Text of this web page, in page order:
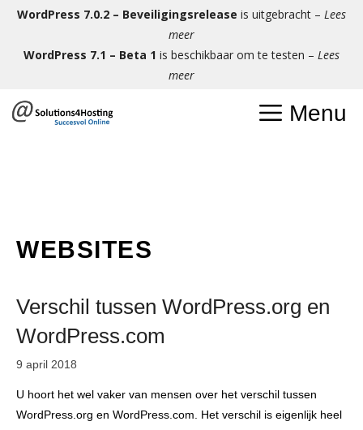
WordPress 7.0.2 – Beveiligingsrelease is uitgebracht – Lees
meer
WordPress 7.1 – Beta 1 is beschikbaar om te testen – Lees
meer
Menu
WEBSITES
Verschil tussen WordPress.org en
WordPress.com
9 april 2018
U hoort het wel vaker van mensen over het verschil tussen
WordPress.org en WordPress.com. Het verschil is eigenlijk heel